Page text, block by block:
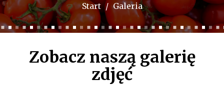
Start Galeria
Zobacz naszą galerię
zdjęć